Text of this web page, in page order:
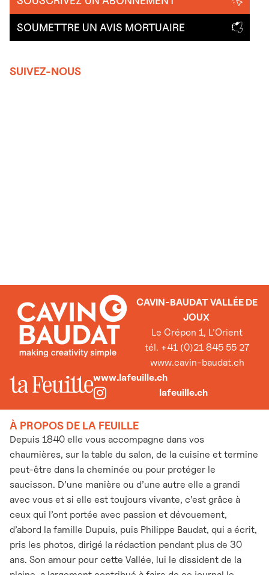
SOUMETTRE UN AVIS MORTUAIRE
SUIVEZ-NOUS
CAVIN-BAUDAT VALLÉE DE
JOUX
Le Crépon 1, L’Orient
tél. +41 (0)21 845 55 27
www.cavin-baudat.ch
www.lafeuille.ch
lafeuille.ch
À PROPOS DE LA FEUILLE
Depuis 1840 elle vous accompagne dans vos
chaumières, sur la table du salon, de la cuisine et termine
peut-être dans la cheminée ou pour protéger le
saucisson. D’une manière ou d’une autre elle a grandi
avec vous et si elle est toujours vivante, c’est grâce à
ceux qui l’ont portée avec passion et dévouement,
d’abord la famille Dupuis, puis Philippe Baudat, qui a écrit,
pris les photos, dirigé la rédaction pendant plus de 30
ans. Son amour pour cette Vallée, lui le dissident de la